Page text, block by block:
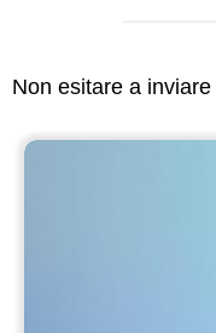
Non esitare a